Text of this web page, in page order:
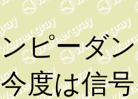
ピーダ
度は信